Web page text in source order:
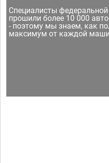
Специалисты
прошили более 10 000
- поэтому мы знаем, как
максимум от каждой